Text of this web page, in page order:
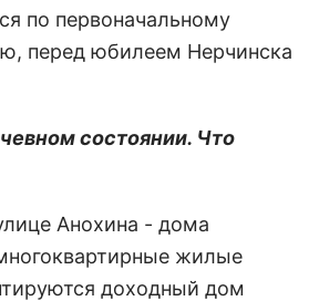
по первоначальному
перед юбилеем Нерчинска
состоянии. Что
Анохина - дома
жилые
доходный дом